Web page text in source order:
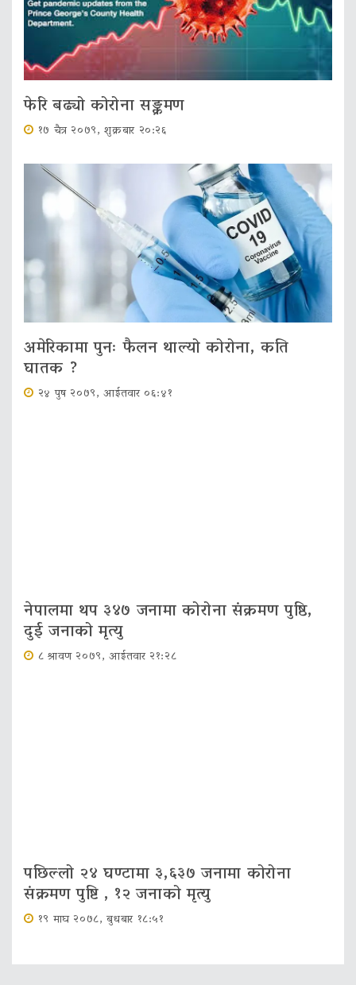
फेरि बढ्यो कोरोना सङ्क्रमण
१७ चैत्र २०७९, शुक्रबार २०:२६
अमेरिकामा पुनः फैलन थाल्यो कोरोना, कति
घातक ?
२४ पुष २०७९, आईतवार ०६:४१
नेपालमा थप ३४७ जनामा कोरोना संक्रमण पुष्ठि,
दुई जनाको मृत्यु
८ श्रावण २०७९, आईतवार २१:२८
पछिल्लो २४ घण्टामा ३,६३७ जनामा कोरोना
संक्रमण पुष्टि , १२ जनाको मृत्‍यु
१९ माघ २०७८, बुधबार १८:५१